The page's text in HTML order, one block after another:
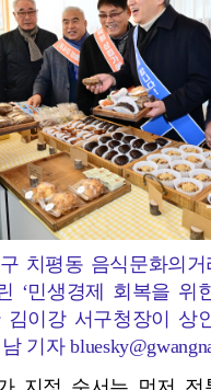
치평동 음식문화의
‘민생경제 회복을 위
김이강 서구청장이 상
기자